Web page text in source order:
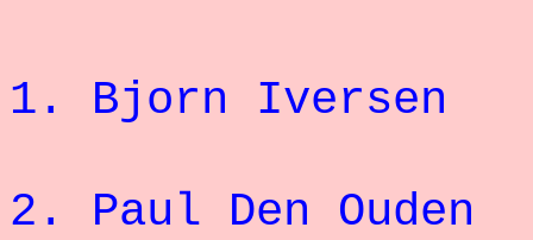
1. Bjorn Iversen
2. Paul Den Ouden